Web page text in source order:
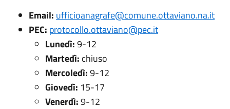
Email: ufficioanagrafe@comune.ottaviano.na.it
PEC: protocollo.ottaviano@pec.it
Lunedì:9-12
Martedì: chiuso
Mercoledì:9-12
Giovedì: 15-17
Venerdì:9-12